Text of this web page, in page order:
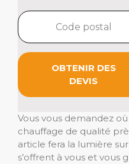
OBTENIR DES
DEVIS
Vous vous demandez
chauffage de qualité
article fera la lumière
s’offrent à vous et vous